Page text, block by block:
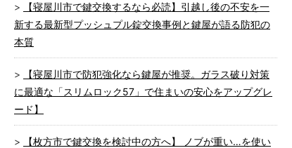
【寝屋川市で鍵交換するなら必読】引越し後の不安を一
新する最新型プッシュプル錠交換事例と鍵屋が語る防犯の
本質
【寝屋川市で防犯強化なら鍵屋が推奨。ガラス破り対策
に最適な「スリムロック57」で住まいの安心をアップグレ
ード】
【枚方市で鍵交換を検討中の方へ】 ノブが重い…を使い